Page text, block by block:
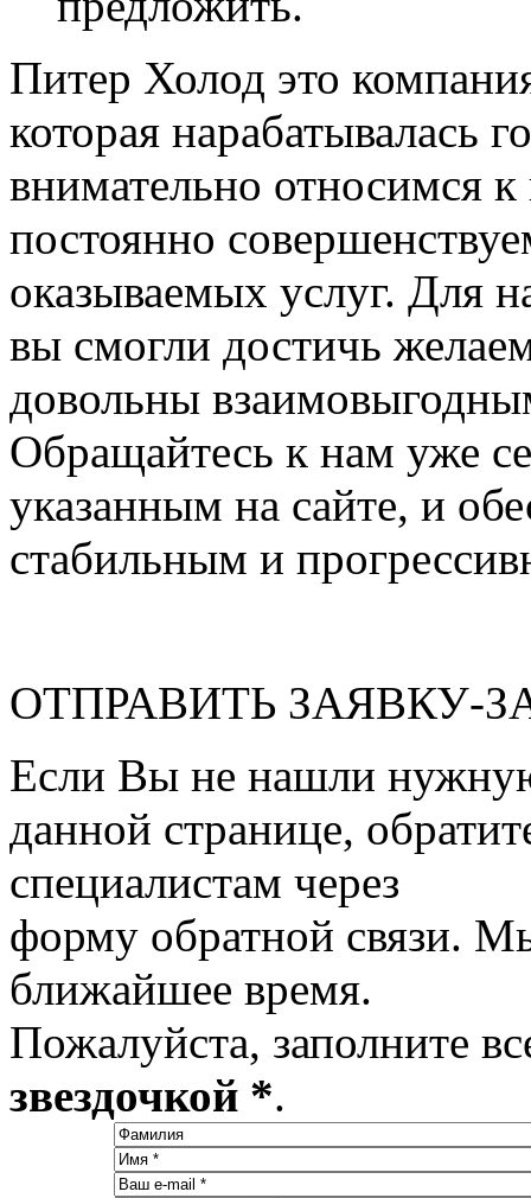
Питер Холод это
которая нарабатывалась
внимательно относимся
постоянно
оказываемых услуг. Для
вы смогли достичь
довольны
Обращайтесь к нам уже
указанным на сайте, и
стабильным и
ОТПРАВИТЬ ЗАЯВКУ-
Если Вы не нашли
данной странице,
специалистам через
форму обратной связи.
ближайшее время.
Пожалуйста, заполните
звездочкой *.